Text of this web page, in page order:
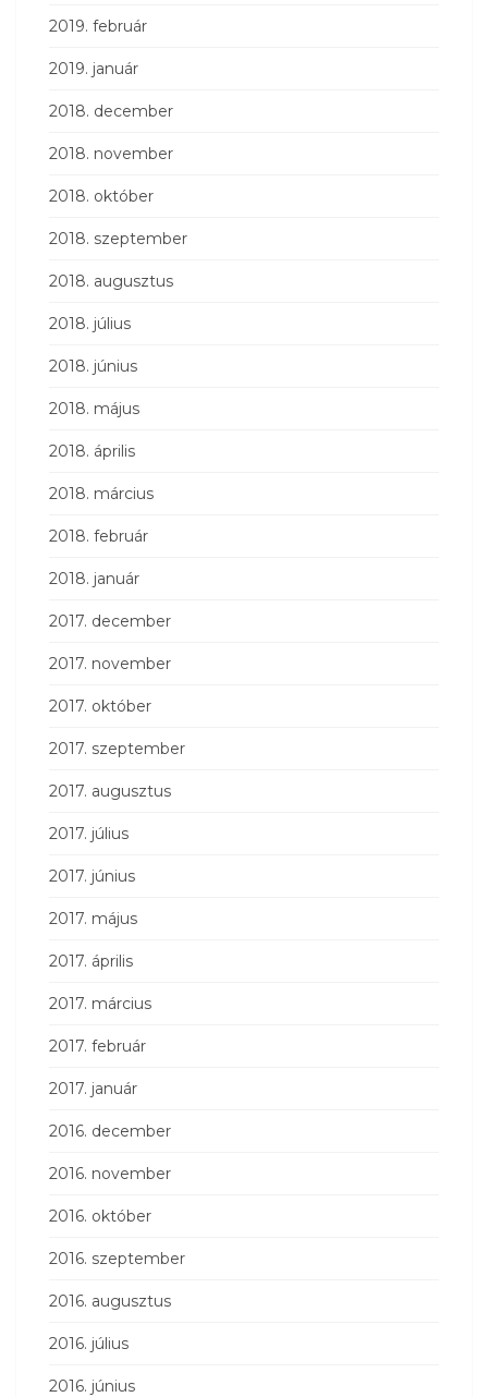
2019. február
2019. január
2018. december
2018. november
2018. október
2018. szeptember
2018. augusztus
2018. július
2018. június
2018. május
2018. április
2018. március
2018. február
2018. január
2017. december
2017. november
2017. október
2017. szeptember
2017. augusztus
2017. július
2017. június
2017. május
2017. április
2017. március
2017. február
2017. január
2016. december
2016. november
2016. október
2016. szeptember
2016. augusztus
2016. július
2016. június